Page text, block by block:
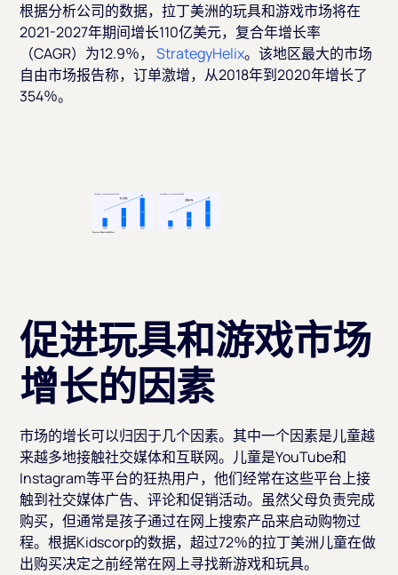
根据分析公司的数据，拉丁美洲的玩具和游戏市场将在
2021-2027年期间增长110亿美元，复合年增长率
（CAGR）为12.9％，StrategyHelix。该地区最大的市场
自由市场报告称，订单激增，从2018年到2020年增长了
354％。
促进玩具和游戏市场
增长的因素
市场的增长可以归因于几个因素。其中一个因素是儿童越
来越多地接触社交媒体和互联网。儿童是YouTube和
Instagram等平台的狂热用户，他们经常在这些平台上接
触到社交媒体广告、评论和促销活动。虽然父母负责完成
购买，但通常是孩子通过在网上搜索产品来启动购物过
程。根据Kidscorp的数据，超过72％的拉丁美洲儿童在做
出购买决定之前经常在网上寻找新游戏和玩具。